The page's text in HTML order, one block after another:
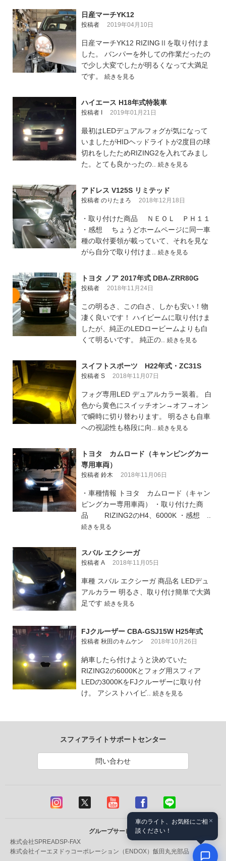
日産マーチYK12
投稿者 2019年04月10日
日産マーチYK12 RIZINGⅡを取り付けま
した。 バンパーを外しての作業だったの
で少し大変でしたが明るくなって大満足
です。 続きを見る
ハイエース H18年式特装車
投稿者 I 2019年01月21日
最初はLEDデュアルフォグが気になって
いましたがHIDヘッドライトが2度目の球
切れをしたためRIZING2を入れてみまし
た。とても良かったの.. 続きを見る
アドレス V125S リミテッド
投稿者 のりたまろ 2018年12月18日
・取り付けた商品 ＮＥＯＬ ＰＨ１１
・感想 ちょうどホームページに同一車
種の取付要領が載っていて、それを見な
がら自分で取り付けま.. 続きを見る
トヨタ ノア 2017年式 DBA-ZRR80G
投稿者 2018年11月24日
この明るさ、この白さ、しかも安い！物
凄く良いです！ ハイビームに取り付けま
したが、純正のLEDロービームよりも白
くて明るいです。 純正の.. 続きを見る
スイフトスポーツ H22年式・ZC31S
投稿者 S 2018年11月07日
フォグ専用LED デュアルカラー装着。 白
色から黄色にスイッチオン→オフ→オン
で瞬時に切り替わります。 明るさも自車
への視認性も格段に向.. 続きを見る
トヨタ カムロード（キャンピングカー
専用車両）
投稿者 鈴木 2018年11月06日
・車種情報 トヨタ カムロード（キャン
ピングカー専用車両） ・取り付けた商
品 RIZING2のH4、6000K ・感想 ..
続きを見る
スバル エクシーガ
投稿者 A 2018年11月05日
車種 スバル エクシーガ 商品名 LEDデュ
アルカラー 明るさ、取り付け簡単で大満
足です 続きを見る
FJクルーザー CBA-GSJ15W H25年式
投稿者 秋田のキムケン 2018年10月26日
納車したら付けようと決めていた
RIZING2の6000Kとフォグ用スフィア
LEDの3000KをFJクルーザーに取り付
け。 アシストハイビ.. 続きを見る
スフィアライトサポートセンター
問い合わせ
グループサービス
株式会社SPREADSP-FAX
株式会社イーエヌドゥコーポレーション（ENDOX） 飯田丸光部品
×
車のライト、お気軽にご相
談ください！